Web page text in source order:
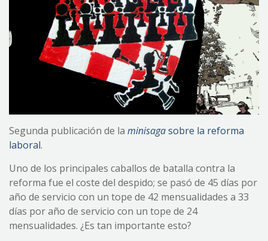
Segunda publicación de la minisagasobre la reforma
laboral.
Uno de los principales caballos de batalla contra la
reforma fue el coste del despido; se pasó de 45 días por
año de servicio con un tope de 42 mensualidades a 33
días por año de servicio con un tope de 24
mensualidades. ¿Es tan importante esto?